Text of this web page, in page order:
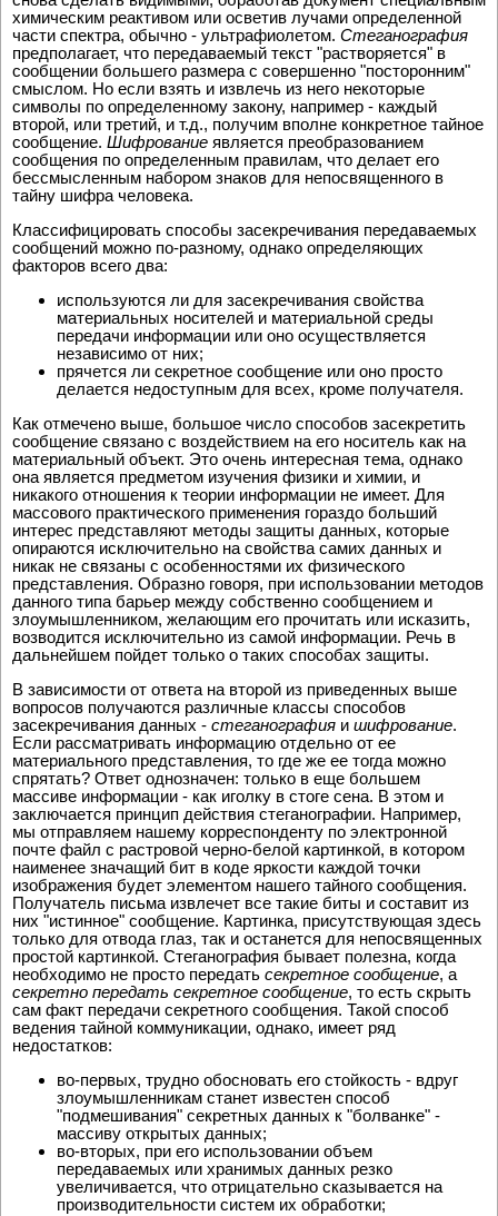
химическим реактивом или осветив лучами определенной
части спектра, обычно - ультрафиолетом. Стеганография
предполагает, что передаваемый текст "растворяется" в
сообщении большего размера с совершенно "посторонним"
смыслом. Но если взять и извлечь из него некоторые
символы по определенному закону, например - каждый
второй, или третий, и т.д., получим вполне конкретное тайное
сообщение. Шифрование является преобразованием
сообщения по определенным правилам, что делает его
бессмысленным набором знаков для непосвященного в
тайну шифра человека.
Классифицировать способы засекречивания передаваемых
сообщений можно по-разному, однако определяющих
факторов всего два:
используются ли для засекречивания свойства
материальных носителей и материальной среды
передачи информации или оно осуществляется
независимо от них;
прячется ли секретное сообщение или оно просто
делается недоступным для всех, кроме получателя.
Как отмечено выше, большое число способов засекретить
сообщение связано с воздействием на его носитель как на
материальный объект. Это очень интересная тема, однако
она является предметом изучения физики и химии, и
никакого отношения к теории информации не имеет. Для
массового практического применения гораздо больший
интерес представляют методы защиты данных, которые
опираются исключительно на свойства самих данных и
никак не связаны с особенностями их физического
представления. Образно говоря, при использовании методов
данного типа барьер между собственно сообщением и
злоумышленником, желающим его прочитать или исказить,
возводится исключительно из самой информации. Речь в
дальнейшем пойдет только о таких способах защиты.
В зависимости от ответа на второй из приведенных выше
вопросов получаются различные классы способов
засекречивания данных - стеганография и шифрование.
Если рассматривать информацию отдельно от ее
материального представления, то где же ее тогда можно
спрятать? Ответ однозначен: только в еще большем
массиве информации - как иголку в стоге сена. В этом и
заключается принцип действия стеганографии. Например,
мы отправляем нашему корреспонденту по электронной
почте файл с растровой черно-белой картинкой, в котором
наименее значащий бит в коде яркости каждой точки
изображения будет элементом нашего тайного сообщения.
Получатель письма извлечет все такие биты и составит из
них "истинное" сообщение. Картинка, присутствующая здесь
только для отвода глаз, так и останется для непосвященных
простой картинкой. Стеганография бывает полезна, когда
необходимо не просто передать секретное сообщение, а
секретно передать секретное сообщение, то есть скрыть
сам факт передачи секретного сообщения. Такой способ
ведения тайной коммуникации, однако, имеет ряд
недостатков:
во-первых, трудно обосновать его стойкость - вдруг
злоумышленникам станет известен способ
"подмешивания" секретных данных к "болванке" -
массиву открытых данных;
во-вторых, при его использовании объем
передаваемых или хранимых данных резко
увеличивается, что отрицательно сказывается на
производительности систем их обработки;